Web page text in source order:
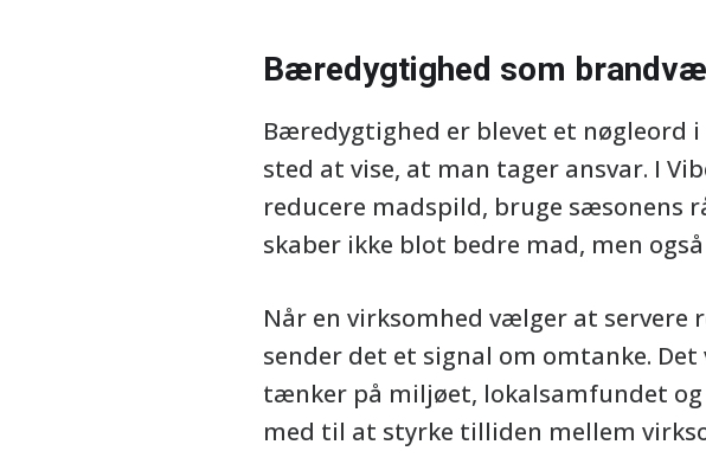
Bæredygtighed som
Bæredygtighed er blevet et nøgleord
sted at vise, at man tager ansvar. I
reducere madspild, bruge sæsonens
skaber ikke blot bedre mad, men
Når en virksomhed vælger at servere
sender det et signal om omtanke.
tænker på miljøet, lokalsamfundet
med til at styrke tilliden mellem